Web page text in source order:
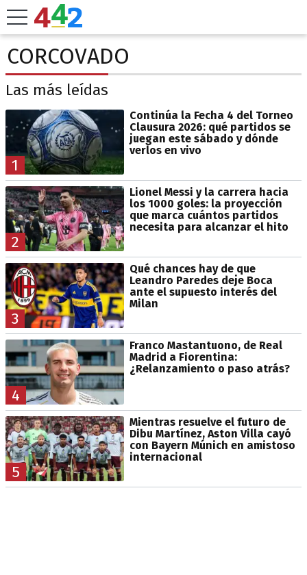
CORCOVADO
Las más leídas
1
Continúa la Fecha 4 del Torneo
Clausura 2026: qué partidos se
juegan este sábado y dónde
verlos en vivo
2
Lionel Messi y la carrera hacia
los 1000 goles: la proyección
que marca cuántos partidos
necesita para alcanzar el hito
3
Qué chances hay de que
Leandro Paredes deje Boca
ante el supuesto interés del
Milan
4
Franco Mastantuono, de Real
Madrid a Fiorentina:
¿Relanzamiento o paso atrás?
5
Mientras resuelve el futuro de
Dibu Martínez, Aston Villa cayó
con Bayern Múnich en amistoso
internacional